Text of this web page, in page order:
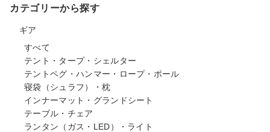
カテゴリーから探す
ギア
すべて
テント・タープ・シェルター
テントペグ・ハンマー・ロープ・ポール
寝袋（シュラフ）・枕
インナーマット・グランドシート
テーブル・チェア
ランタン（ガス・LED）・ライト